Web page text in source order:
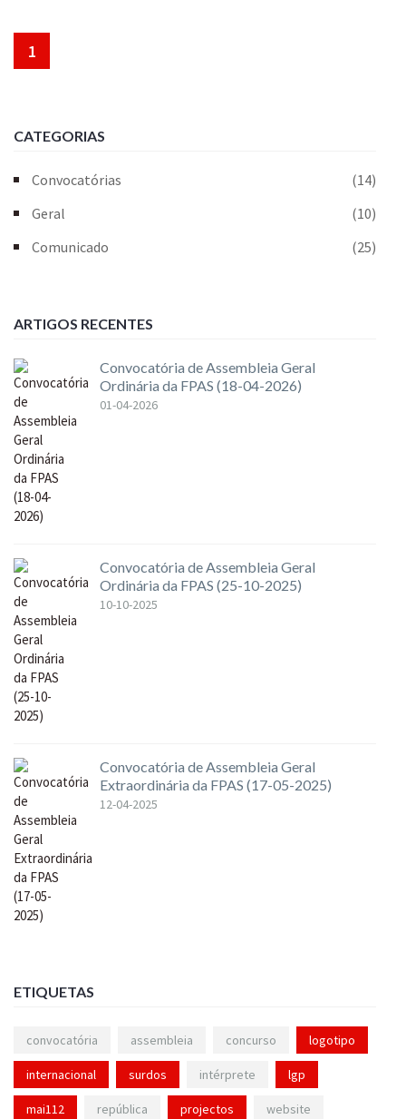
1
CATEGORIAS
Convocatórias
(14)
Geral
(10)
Comunicado
(25)
ARTIGOS RECENTES
Convocatória de Assembleia Geral
Ordinária da FPAS (18-04-2026)
01-04-2026
Convocatória de Assembleia Geral
Ordinária da FPAS (25-10-2025)
10-10-2025
Convocatória de Assembleia Geral
Extraordinária da FPAS (17-05-2025)
12-04-2025
ETIQUETAS
convocatória assembleia concurso logotipo
internacional surdos intérprete lgp
mai112 república projectos website